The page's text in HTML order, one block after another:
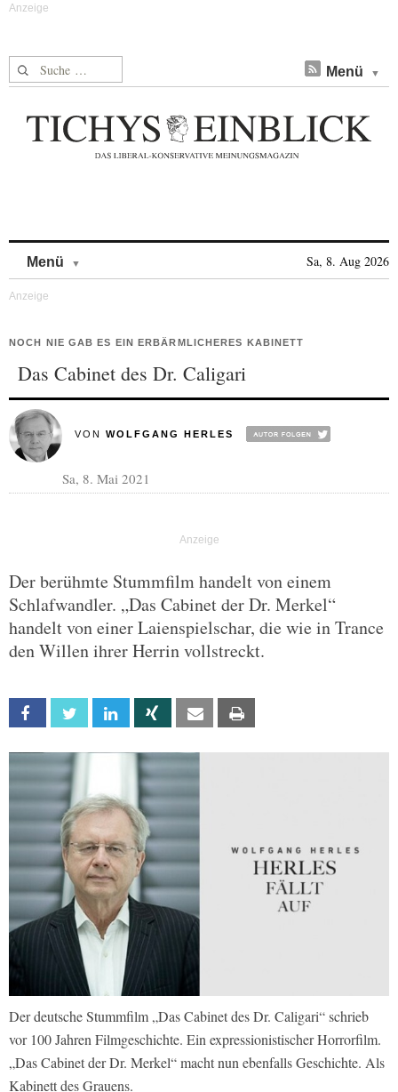
Suche nach: Menü
Menü Sa, 8. Aug 2026
NOCH NIE GAB ES EIN ERBÄRMLICHERES KABINETT
Das Cabinet des Dr. Caligari
VON WOLFGANG HERLES
Sa, 8. Mai 2021
Der berühmte Stummfilm handelt von einem
Schlafwandler. „Das Cabinet der Dr. Merkel“
handelt von einer Laienspielschar, die wie in Trance
den Willen ihrer Herrin vollstreckt.
Facebook Twitter Linkedin Xing Email
Der deutsche Stummfilm „Das Cabinet des Dr. Caligari“ schrieb
vor 100 Jahren Filmgeschichte. Ein expressionistischer Horrorfilm.
„Das Cabinet der Dr. Merkel“ macht nun ebenfalls Geschichte. Als
Kabinett des Grauens.